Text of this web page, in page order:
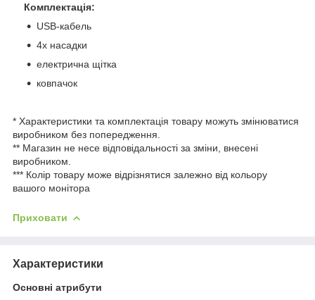
Комплектація:
USB-кабель
4х насадки
електрична щітка
ковпачок
* Характеристики та комплектація товару можуть змінюватися
виробником без попередження.
** Магазин не несе відповідальності за зміни, внесені
виробником.
*** Колір товару може відрізнятися залежно від кольору
вашого монітора
Приховати
Характеристики
Основні атрибути